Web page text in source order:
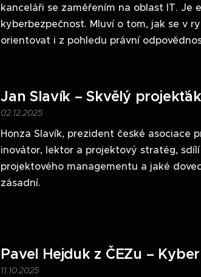
kanceláři se zaměřením na oblast IT. Je
kyberbezpečnost. Mluví o tom, jak se v
orientovat i z pohledu právní
Jan Slavík – Skvělý
02.12.2025
Honza Slavík, prezident české asociace
inovátor, lektor a projektový stratég,
projektového managementu a jaké
zásadní.
Pavel Hejduk z ČEZu –
11.10.2025